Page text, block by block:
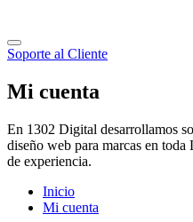
Soporte al Cliente
Mi cuenta
En 1302 Digital desarrollamos
diseño web para marcas en
de experiencia.
Inicio
Mi cuenta